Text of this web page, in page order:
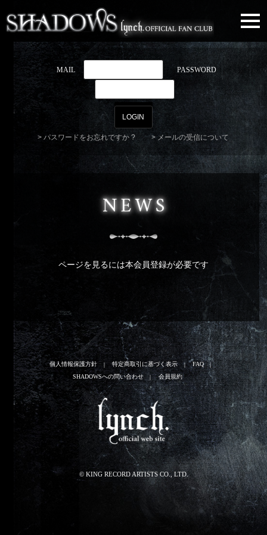
MAIL PASSWORD
パスワードをお忘れですか ? メールの受信について
NEWS
ページを見るには本会員登録が必要です
個人情報保護方針 特定商取引に基づく表示
FAQ
SHADOWSへの問い合わせ
会員規約
© KING RECORD ARTISTS CO., LTD.